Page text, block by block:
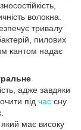
волокна.
тривалу
пилових
кантом надає
адже завдяки
під час сну
який має високу